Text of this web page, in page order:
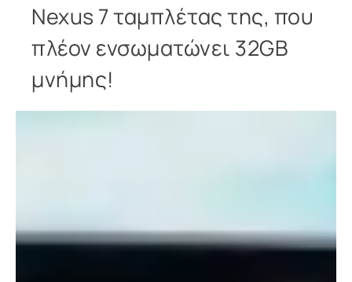
Nexus 7 ταμπλέτας της, που
πλέον ενσωματώνει 32GB
μνήμης!